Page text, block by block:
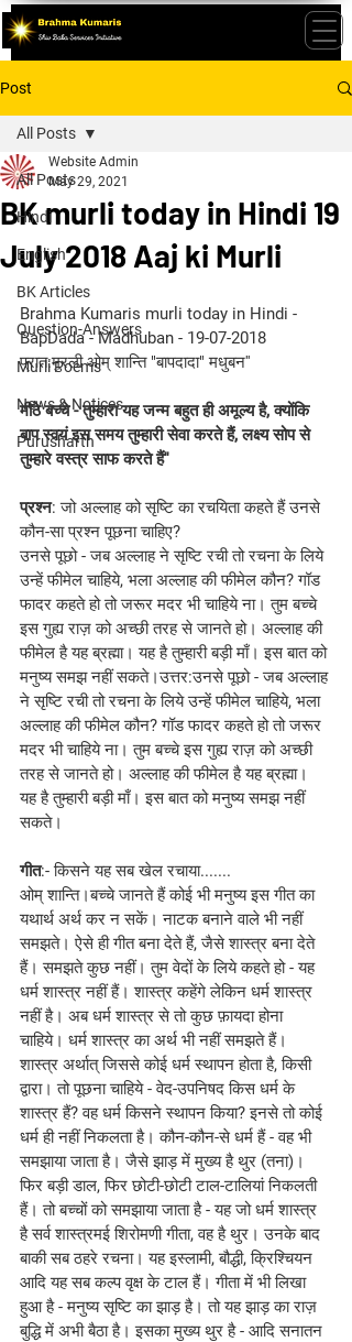
Post
All Posts
Hindi
English
BK Articles
Question-Answers
Murli Poems
News & Notices
Purusharth
All Posts
BK murli today in Hindi 19
July 2018 Aaj ki Murli
Website Admin
May 29, 2021
Brahma Kumaris murli today in Hindi -
BapDada - Madhuban - 19-07-2018
प्रात:मुरली ओम् शान्ति "बापदादा" मधुबन''
मीठे बच्चे - तुम्हारा यह जन्म बहुत ही अमूल्य है, क्योंकि
बाप स्वयं इस समय तुम्हारी सेवा करते हैं, लक्ष्य सोप से
तुम्हारे वस्त्र साफ करते हैं''
प्रश्न: जो अल्लाह को सृष्टि का रचयिता कहते हैं उनसे
कौन-सा प्रश्न पूछना चाहिए?
उनसे पूछो - जब अल्लाह ने सृष्टि रची तो रचना के लिये
उन्हें फीमेल चाहिये, भला अल्लाह की फीमेल कौन? गॉड
फादर कहते हो तो जरूर मदर भी चाहिये ना। तुम बच्चे
इस गुह्य राज़ को अच्छी तरह से जानते हो। अल्लाह की
फीमेल है यह ब्रह्मा। यह है तुम्हारी बड़ी माँ। इस बात को
मनुष्य समझ नहीं सकते।उत्तर:उनसे पूछो - जब अल्लाह
ने सृष्टि रची तो रचना के लिये उन्हें फीमेल चाहिये, भला
अल्लाह की फीमेल कौन? गॉड फादर कहते हो तो जरूर
मदर भी चाहिये ना। तुम बच्चे इस गुह्य राज़ को अच्छी
तरह से जानते हो। अल्लाह की फीमेल है यह ब्रह्मा।
यह है तुम्हारी बड़ी माँ। इस बात को मनुष्य समझ नहीं
सकते।
गीत:- किसने यह सब खेल रचाया.......
ओम् शान्ति।बच्चे जानते हैं कोई भी मनुष्य इस गीत का
यथार्थ अर्थ कर न सकें। नाटक बनाने वाले भी नहीं
समझते। ऐसे ही गीत बना देते हैं, जैसे शास्त्र बना देते
हैं। समझते कुछ नहीं। तुम वेदों के लिये कहते हो - यह
धर्म शास्त्र नहीं हैं। शास्त्र कहेंगे लेकिन धर्म शास्त्र
नहीं है। अब धर्म शास्त्र से तो कुछ फ़ायदा होना
चाहिये। धर्म शास्त्र का अर्थ भी नहीं समझते हैं।
शास्त्र अर्थात् जिससे कोई धर्म स्थापन होता है, किसी
द्वारा। तो पूछना चाहिये - वेद-उपनिषद किस धर्म के
शास्त्र हैं? वह धर्म किसने स्थापन किया? इनसे तो कोई
धर्म ही नहीं निकलता है। कौन-कौन-से धर्म हैं - वह भी
समझाया जाता है। जैसे झाड़ में मुख्य है थुर (तना)।
फिर बड़ी डाल, फिर छोटी-छोटी टाल-टालियां निकलती
हैं। तो बच्चों को समझाया जाता है - यह जो धर्म शास्त्र
है सर्व शास्त्रमई शिरोमणी गीता, वह है थुर। उनके बाद
बाकी सब ठहरे रचना। यह इस्लामी, बौद्धी, क्रिश्चियन
आदि यह सब कल्प वृक्ष के टाल हैं। गीता में भी लिखा
हुआ है - मनुष्य सृष्टि का झाड़ है। तो यह झाड़ का राज़
बुद्धि में अभी बैठा है। इसका मुख्य थुर है - आदि सनातन